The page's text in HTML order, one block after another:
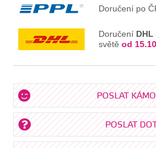
Doručení po
Doručení
světěod
POSLAT
POSLAT